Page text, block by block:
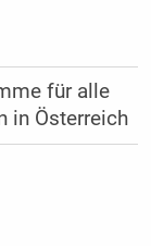
für alle
in Österreich